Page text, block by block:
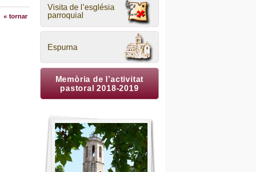
« tornar
Visita de l’església
parroquial
Espurna
Memòria de l’activitat
pastoral 2018-2019